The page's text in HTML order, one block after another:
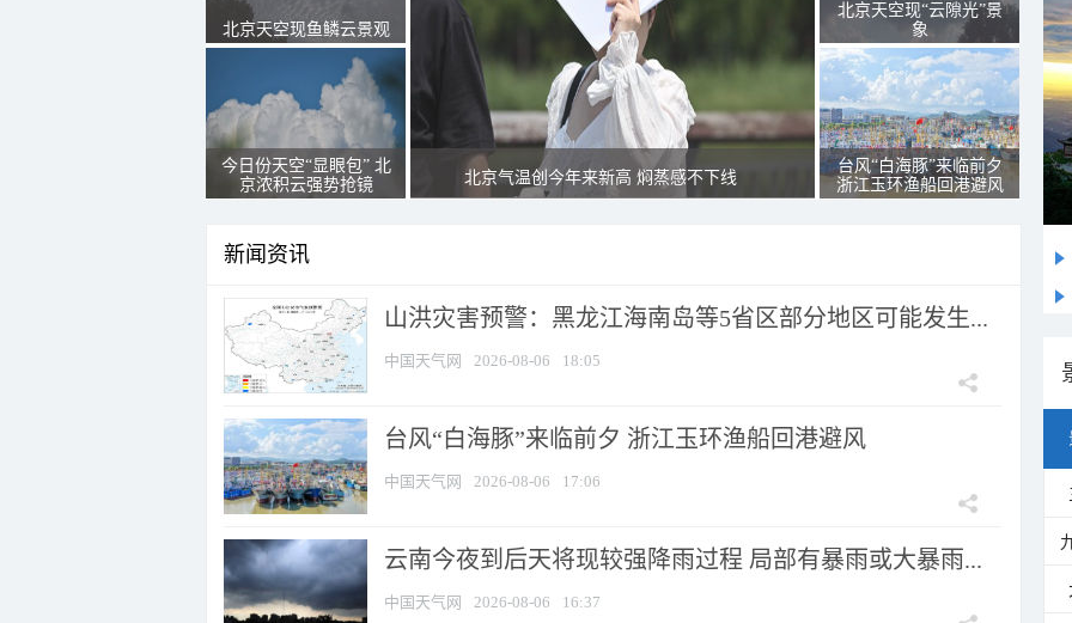
北京天空现鱼鳞云景观
今日份天空“显眼包” 北
京浓积云强势抢镜
北京气温创今年来新高 焖蒸感不下线
北京天空现“云隙光”景
象
台风“白海豚”来临前夕
浙江玉环渔船回港避风
新闻资讯
山洪灾害预警：黑龙江海南岛等5省区部分地区可能发生...
中国天气网 2026-08-06 18:05
台风“白海豚”来临前夕 浙江玉环渔船回港避风
中国天气网 2026-08-06 17:06
云南今夜到后天将现较强降雨过程 局部有暴雨或大暴雨...
中国天气网 2026-08-06 16:37